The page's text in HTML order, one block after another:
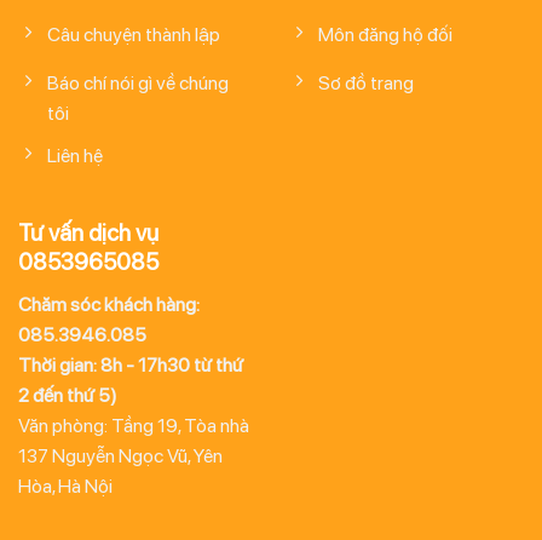
Câu chuyện thành lập
Báo chí nói gì về chúng
tôi
Liên hệ
Môn đăng hộ đối
Sơ đồ trang
Tư vấn dịch vụ
0853965085
Chăm sóc khách hàng:
085.3946.085
Thời gian: 8h - 17h30 từ thứ
2 đến thứ 5)
Văn phòng: Tầng 19, Tòa nhà
137 Nguyễn Ngọc Vũ, Yên
Hòa, Hà Nội